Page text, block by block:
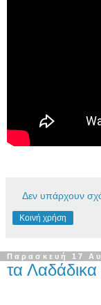
Δεν υπάρχουν
Κοινή χρήση
Παρασκευή 17
τα